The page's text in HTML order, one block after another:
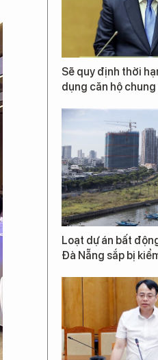
Sẽ quy định thời
dụng căn hộ
Loạt dự án bất
Đà Nẵng sắp bị